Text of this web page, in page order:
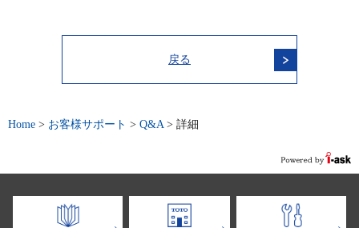
戻る
Home > お客様サポート > Q&A> 詳細